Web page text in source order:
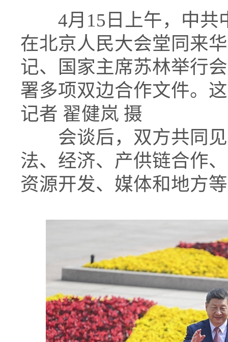
4月15日上午，中共
在北京人民大会堂同来
记、国家主席苏林举行
署多项双边合作文件。
记者 翟健岚 摄
会谈后，双方共同见
法、经济、产供链合作
资源开发、媒体和地方